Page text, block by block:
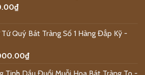
₫
Tứ Quý Bát Tràng Số 1 Hàng Đắp Kỹ -
₫